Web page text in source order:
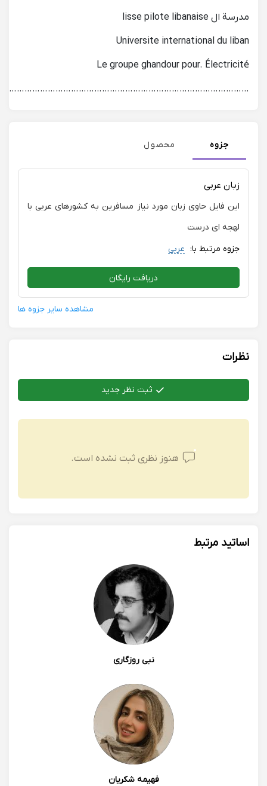
مدرسة ال lisse pilote libanaise
Universite international du liban
Le groupe ghandour pour. Électricité
…………………………………………………………………………………..
جزوه محصول
زبان عربى
اين فايل حاوى زبان مورد نياز مسافرين به كشورهاى عربى با
لهجه اى درست
جزوه مرتبط با: عربی
دریافت رایگان
مشاهده سایر جزوه ها
نظرات
ثبت نظر جدید
هنوز نظری ثبت نشده است.
اساتید مرتبط
نبی روزگاری
فهیمه شکریان